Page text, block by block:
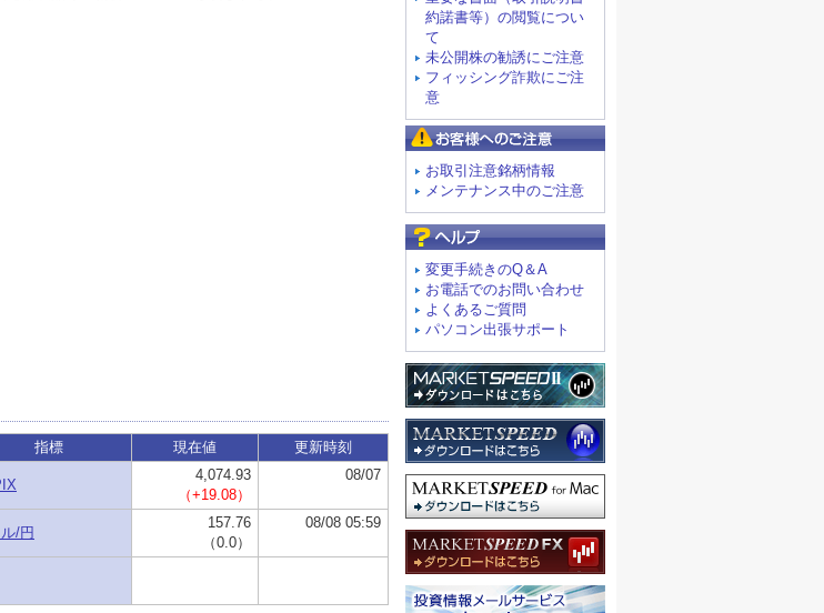
約諾書等）の閲覧につい
て
未公開株の勧誘にご注意
フィッシング詐欺にご注
意
お取引注意銘柄情報
メンテナンス中のご注意
変更手続きのQ＆A
お電話でのお問い合わせ
よくあるご質問
パソコン出張サポート